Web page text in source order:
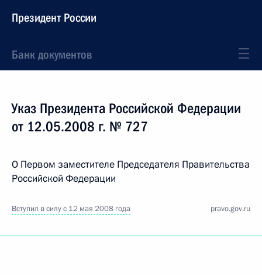
Президент России
Банк документов
Указ Президента Российской Федерации
от 12.05.2008 г. № 727
О Первом заместителе Председателя Правительства
Российской Федерации
Вступил в силу с 12 мая 2008 года pravo.gov.ru